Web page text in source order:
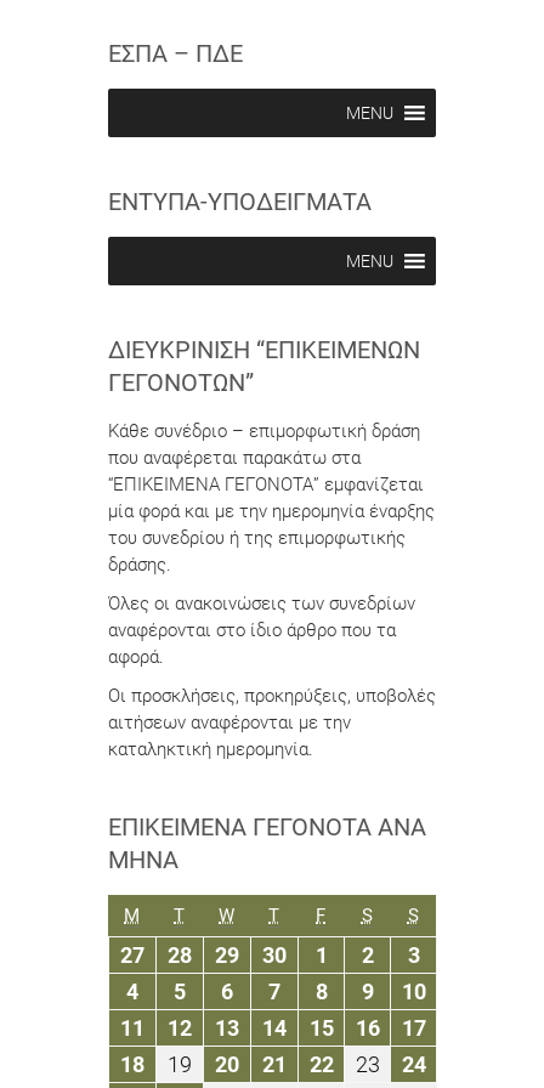
r
r
ΕΣΠΑ – ΠΔΕ
MENU
ΕΝΤΥΠΑ-ΥΠΟΔΕΙΓΜΑΤΑ
MENU
ΔΙΕΥΚΡΊΝΙΣΗ “ΕΠΙΚΕΊΜΕΝΩΝ
ΓΕΓΟΝΌΤΩΝ”
Κάθε συνέδριο – επιμορφωτική δράση
που αναφέρεται παρακάτω στα
“ΕΠΙΚΕΙΜΕΝΑ ΓΕΓΟΝΟΤΑ” εμφανίζεται
μία φορά και με την ημερομηνία έναρξης
του συνεδρίου ή της επιμορφωτικής
δράσης.
Όλες οι ανακοινώσεις των συνεδρίων
αναφέρονται στο ίδιο άρθρο που τα
αφορά.
Οι προσκλήσεις, προκηρύξεις, υποβολές
αιτήσεων αναφέρονται με την
καταληκτική ημερομηνία.
ΕΠΙΚΕΊΜΕΝΑ ΓΕΓΟΝΌΤΑ ΑΝΆ
ΜΉΝΑ
M ΔΕΥΤΈΡΑ
TΤΡΊΤΗ
WΤΕΤΆΡΤΗ
TΠΈΜΠΤΗ
FΠΑΡΑΣΚΕΥΉ
SΣΆΒΒΑΤΟ
SΚΥΡΙΑΚΉ
2727
Σεπτεμβρίου
2021
2828
Σεπτεμβρίου
2021
2929
Σεπτεμβρίου
2021
3030
Σεπτεμβρίου
2021
1
Οκτωβρίου
2021
22
Οκτωβρίου
2021
33
Οκτωβρίου
2021
44
Οκτωβρίου
2021
55
Οκτωβρίου
2021
66
Οκτωβρίου
2021
77
Οκτωβρίου
2021
88
Οκτωβρίου
2021
99
Οκτωβρίου
2021
1010
Οκτωβρίου
2021
11
Οκτωβρίου
2021
1212
Οκτωβρίου
2021
1313
Οκτωβρίου
2021
1414
Οκτωβρίου
2021
1515
Οκτωβρίου
2021
1616
Οκτωβρίου
2021
1717
Οκτωβρίου
2021
1818 19 2020 21 2222 23232424